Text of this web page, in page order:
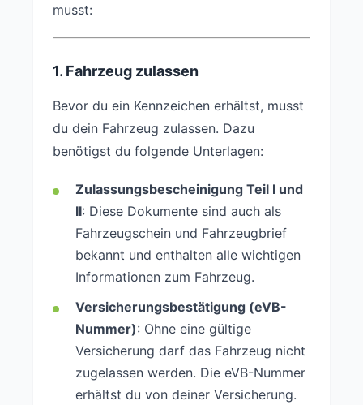
musst:
1. Fahrzeug zulassen
Bevor du ein Kennzeichen erhältst, musst
du dein Fahrzeug zulassen. Dazu
benötigst du folgende Unterlagen:
Zulassungsbescheinigung Teil I und
II: Diese Dokumente sind auch als
Fahrzeugschein und Fahrzeugbrief
bekannt und enthalten alle wichtigen
Informationen zum Fahrzeug.
Versicherungsbestätigung (eVB-
Nummer): Ohne eine gültige
Versicherung darf das Fahrzeug nicht
zugelassen werden. Die eVB-Nummer
erhältst du von deiner Versicherung.